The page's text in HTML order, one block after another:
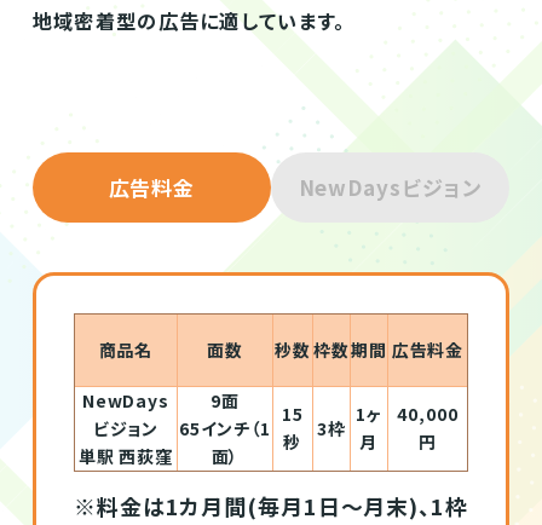
地域密着型の広告に適しています。
広告料金 NewDaysビジョン
商品名 面数 秒数枠数期間 広告料金
NewDays
ビジョン
単駅 西荻窪
9面
65インチ（1
面）
15
秒
3枠
1ヶ
月
40,000
円
※料金は1カ月間(毎月1日～月末)、1枠